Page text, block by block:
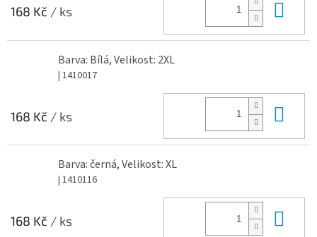
168 Kč / ks
Barva: Bílá, Velikost: 2XL
| 1410017
168 Kč / ks
Barva: černá, Velikost: XL
| 1410116
168 Kč / ks